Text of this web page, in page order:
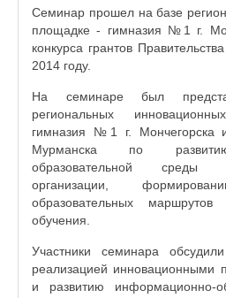
Семинар прошел на базе
площадке - гимназия №1 г.
конкурса грантов
2014 году.
На семинаре был
региональных
гимназия №1 г.
Мурманска по
образовательной среды
организации,
образовательных
обучения.
Участники семинара
реализацией инновационными
и развитию информационно-